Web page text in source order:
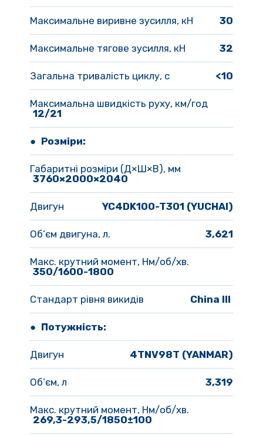
Максимальне виривне зусилля, кН 30
Максимальне тягове зусилля, кН 32
Загальна тривалість циклу, с <10
Максимальна швидкість руху, км/год
12/21
● Розміри:
Габаритні розміри (Д×Ш×В), мм
3760×2000×2040
Двигун YC4DK100-T301 (YUCHAI)
Об’єм двигуна, л. 3,621
Макс. крутний момент, Нм/об/хв.
350/1600-1800
Стандарт рівня викидів China III
● Потужність:
Двигун 4TNV98T (YANMAR)
Об’єм, л 3,319
Макс. крутний момент, Нм/об/хв.
269,3-293,5/1850±100